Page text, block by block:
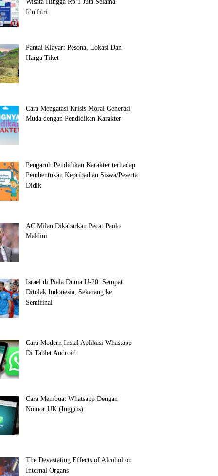
Wisata Hingga Rp 1 Juta Selama
Idulfitri
Pantai Klayar: Pesona, Lokasi Dan
Harga Tiket
Cara Mengatasi Krisis Moral Generasi
Muda dengan Pendidikan Karakter
Pengaruh Pendidikan Karakter terhadap
Pembentukan Kepribadian Siswa/Peserta
Didik
AC Milan Dikabarkan Pecat Paolo
Maldini
Israel di Piala Dunia U-20: Sempat
Ditolak Indonesia, Sekarang ke
Semifinal
Cara Modern Instal Aplikasi Whastapp
Di Tablet Android
Cara Membuat Whatsapp Dengan
Nomor UK (Inggris)
The Devastating Effects of Alcohol on
Internal Organs